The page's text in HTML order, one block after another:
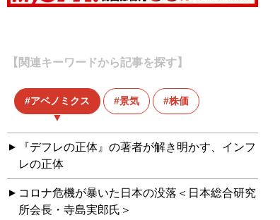
【関連キーワードから記事を探す】
アベノミクス 景気 株価
『デフレの正体』の著者が解き明かす、インフ
レの正体
コロナ危機が暴いた日本の没落＜日本総合研究
所会長・寺島実郎氏＞